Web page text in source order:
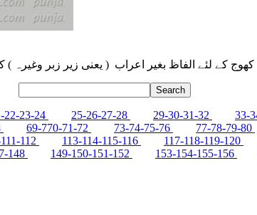
کھوج کے لئے الفاظ بغیر اعراب ( یعنی زیر زبر وغیرہ )
22-23-24 25-26-27-28 29-30-31-32 33-
69-770-71-72 73-74-75-76 77-78-79-80
112 113-114-115-116 117-118-119-120
148 149-150-151-152 153-154-155-156